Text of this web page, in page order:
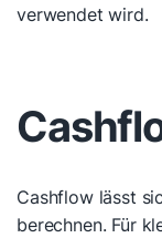
verwendet wird.
Cashflow lässt
berechnen. Für